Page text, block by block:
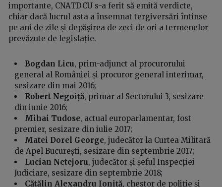
importante, CNATDCU s-a ferit să emită verdicte,
chiar dacă lucrul asta a însemnat tergiversări întinse
pe ani de zile și depășirea de zeci de ori a termenelor
prevăzute de legislație.
Bogdan Licu, prim-adjunct al procurorului
general al României și procuror general interimar,
sesizare din mai 2016;
Robert Negoiță, primar al Sectorului 3, sesizare
din iunie 2016;
Mihai Tudose, actual europarlamentar, fost
premier, sesizare din iulie 2017;
Matei Dorel George, judecător la Curtea Militară
de Apel București, sesizare din septembrie 2017;
Lucian Netejoru, judecător și șeful Inspecției
Judiciare, sesizare din septembrie 2018;
Cătălin Alexandru Ioniță, chestor de poliție și